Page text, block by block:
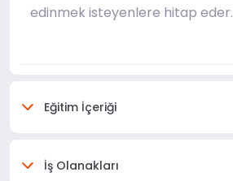
edinmek isteyenlere hitap eder.
Eğitim İçeriği
İş Olanakları